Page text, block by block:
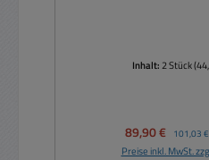
Inhalt:2 Stück
Verkaufspreis:
89,90 € 101,03 €
Preise inkl. MwSt.